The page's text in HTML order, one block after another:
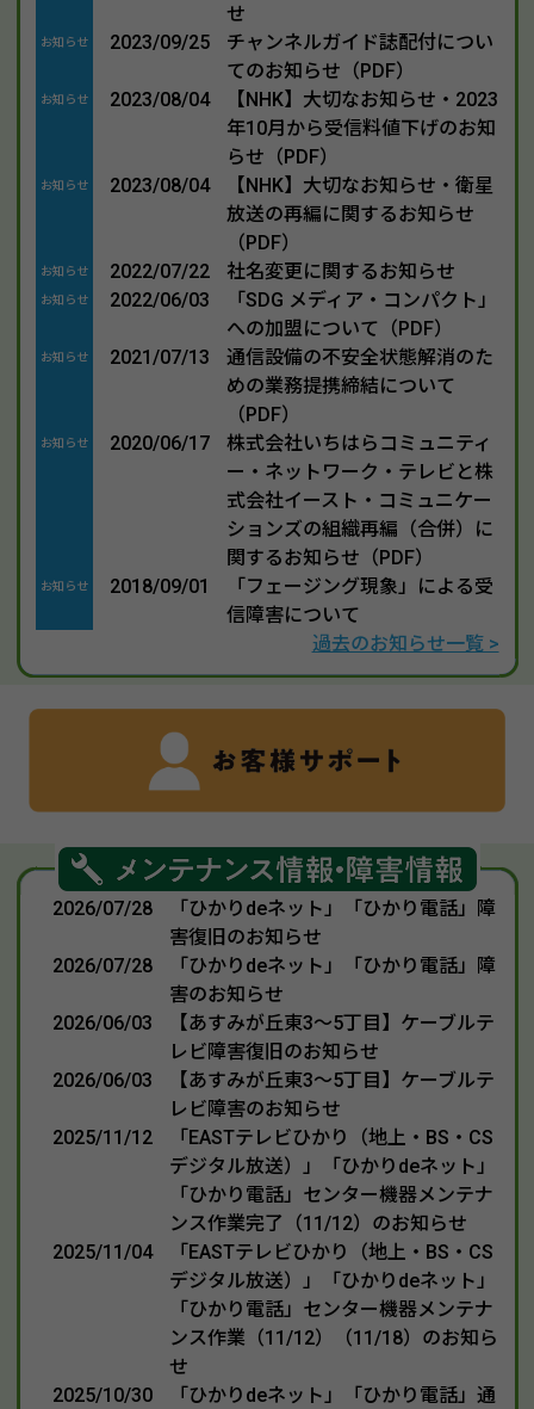
せ
お知らせ 2023/09/25
チャンネルガイド誌配付につい
てのお知らせ（PDF）
お知らせ 2023/08/04
【NHK】大切なお知らせ・2023
年10月から受信料値下げのお知
らせ（PDF）
お知らせ 2023/08/04
【NHK】大切なお知らせ・衛星
放送の再編に関するお知らせ
（PDF）
お知らせ 2022/07/22 社名変更に関するお知らせ
お知らせ 2022/06/03
「SDG メディア・コンパクト」
への加盟について（PDF）
お知らせ 2021/07/13
通信設備の不安全状態解消のた
めの業務提携締結について
（PDF）
お知らせ 2020/06/17
株式会社いちはらコミュニティ
ー・ネットワーク・テレビと株
式会社イースト・コミュニケー
ションズの組織再編（合併）に
関するお知らせ（PDF）
お知らせ 2018/09/01
「フェージング現象」による受
信障害について
過去のお知らせ一覧 >
2026/07/28
「ひかりdeネット」「ひかり電話」障
害復旧のお知らせ
2026/07/28
「ひかりdeネット」「ひかり電話」障
害のお知らせ
2026/06/03
【あすみが丘東3～5丁目】ケーブルテ
レビ障害復旧のお知らせ
2026/06/03
【あすみが丘東3～5丁目】ケーブルテ
レビ障害のお知らせ
2025/11/12
「EASTテレビひかり（地上・BS・CS
デジタル放送）」「ひかりdeネット」
「ひかり電話」センター機器メンテナ
ンス作業完了（11/12）のお知らせ
2025/11/04
「EASTテレビひかり（地上・BS・CS
デジタル放送）」「ひかりdeネット」
「ひかり電話」センター機器メンテナ
ンス作業（11/12）（11/18）のお知ら
せ
2025/10/30
「ひかりdeネット」「ひかり電話」通